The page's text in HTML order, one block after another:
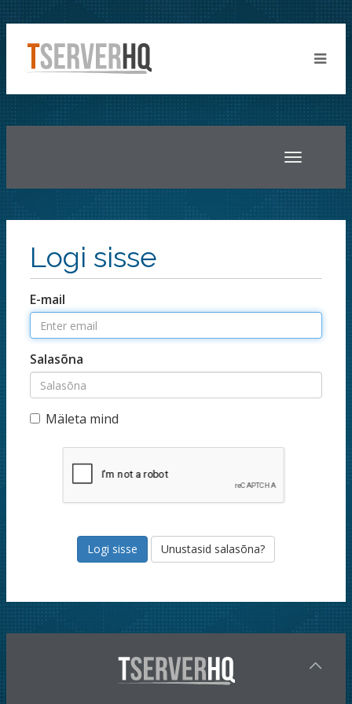
Toggle
Logi sisse
E-mail
Salasõna
Mäleta mind
Unustasid salasõna?